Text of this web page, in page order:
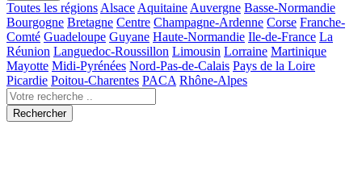
Toutes les régions Alsace Aquitaine Auvergne Basse-Normandie
Bourgogne Bretagne Centre Champagne-Ardenne Corse Franche-
Comté Guadeloupe Guyane Haute-Normandie Ile-de-France La
Réunion Languedoc-Roussillon Limousin Lorraine Martinique
Mayotte Midi-Pyrénées Nord-Pas-de-Calais Pays de la Loire
Picardie Poitou-Charentes PACA Rhône-Alpes
Rechercher